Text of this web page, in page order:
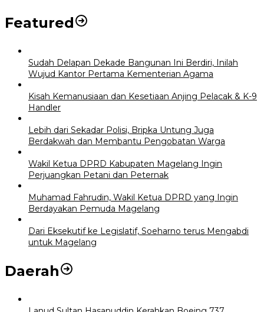
Featured
Sudah Delapan Dekade Bangunan Ini Berdiri, Inilah
Wujud Kantor Pertama Kementerian Agama
Kisah Kemanusiaan dan Kesetiaan Anjing Pelacak & K-9
Handler
Lebih dari Sekadar Polisi, Bripka Untung Juga
Berdakwah dan Membantu Pengobatan Warga
Wakil Ketua DPRD Kabupaten Magelang Ingin
Perjuangkan Petani dan Peternak
Muhamad Fahrudin, Wakil Ketua DPRD yang Ingin
Berdayakan Pemuda Magelang
Dari Eksekutif ke Legislatif, Soeharno terus Mengabdi
untuk Magelang
Daerah